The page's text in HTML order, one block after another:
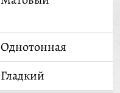
Однотонная
Гладкий